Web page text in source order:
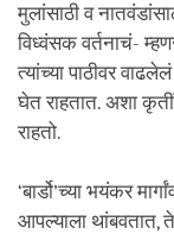
मुलांसाठी व
विध्वंसक वर्तनाचं-
त्यांच्या पाठीवर
घेत राहतात. अशा
राहतो.
‘बार्डो’च्या भयंकर
आपल्याला थांबवतात,